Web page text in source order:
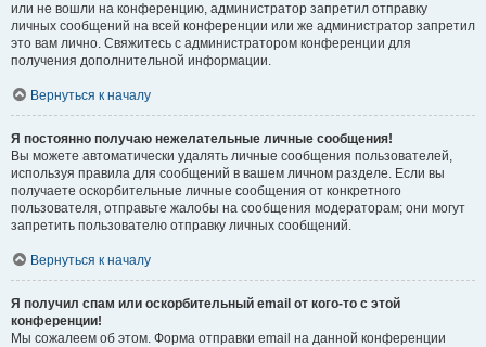
или не вошли на конференцию, администратор запретил отправку
личных сообщений на всей конференции или же администратор запретил
это вам лично. Свяжитесь с администратором конференции для
получения дополнительной информации.
Вернуться к началу
Я постоянно получаю нежелательные личные сообщения!
Вы можете автоматически удалять личные сообщения пользователей,
используя правила для сообщений в вашем личном разделе. Если вы
получаете оскорбительные личные сообщения от конкретного
пользователя, отправьте жалобы на сообщения модераторам; они могут
запретить пользователю отправку личных сообщений.
Вернуться к началу
Я получил спам или оскорбительный email от кого-то с этой
конференции!
Мы сожалеем об этом. Форма отправки email на данной конференции